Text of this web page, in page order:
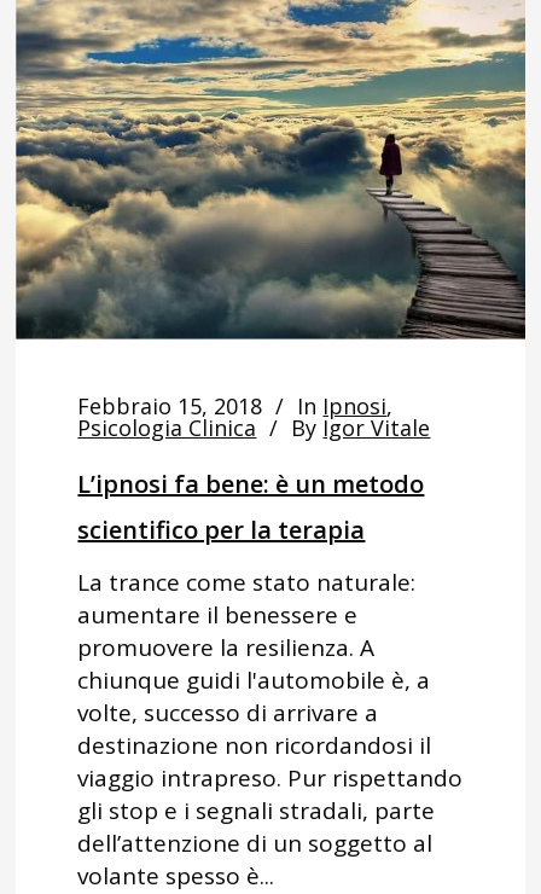
Febbraio 15, 2018 In Ipnosi,
Psicologia Clinica By Igor Vitale
L’ipnosi fa bene: è un metodo
scientifico per la terapia
La trance come stato naturale:
aumentare il benessere e
promuovere la resilienza. A
chiunque guidi l'automobile è, a
volte, successo di arrivare a
destinazione non ricordandosi il
viaggio intrapreso. Pur rispettando
gli stop e i segnali stradali, parte
dell’attenzione di un soggetto al
volante spesso è...